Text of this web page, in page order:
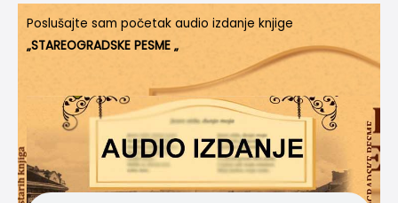
Poslušajte sam početak audio izdanje knjige
„STAREOGRADSKE PESME „